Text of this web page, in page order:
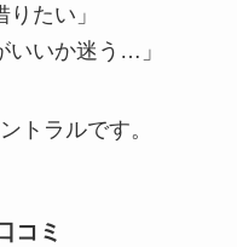
たい」
いいか迷う…」
トラルです。
コミ